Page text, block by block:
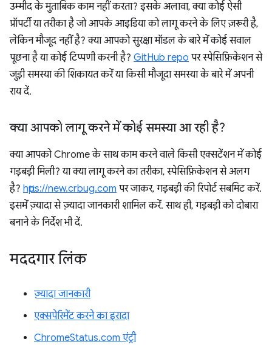
उम्मीद के मुताबिक काम नहीं करता? इसके अलावा, क्या कोई ऐसी
प्रॉपर्टी या तरीका है जो आपके आइडिया को लागू करने के लिए ज़रूरी है,
लेकिन मौजूद नहीं है? क्या आपको सुरक्षा मॉडल के बारे में कोई सवाल
पूछना है या कोई टिप्पणी करनी है? GitHub repo पर स्पेसिफ़िकेशन से
जुड़ी समस्या की शिकायत करें या किसी मौजूदा समस्या के बारे में अपनी
राय दें.
क्या आपको लागू करने में कोई समस्या आ रही है?
क्या आपको Chrome के साथ काम करने वाले किसी एक्सटेंशन में कोई
गड़बड़ी मिली? या क्या लागू करने का तरीका, स्पेसिफ़िकेशन से अलग
है? https://new.crbug.com पर जाकर, गड़बड़ी की रिपोर्ट सबमिट करें.
इसमें ज़्यादा से ज़्यादा जानकारी शामिल करें. साथ ही, गड़बड़ी को दोबारा
बनाने के निर्देश भी दें.
मददगार लिंक
ज़्यादा जानकारी
एक्सपेरिमेंट करने का इरादा
ChromeStatus.com एंट्री